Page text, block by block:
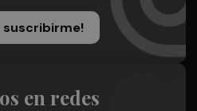
suscribirme!
en redes